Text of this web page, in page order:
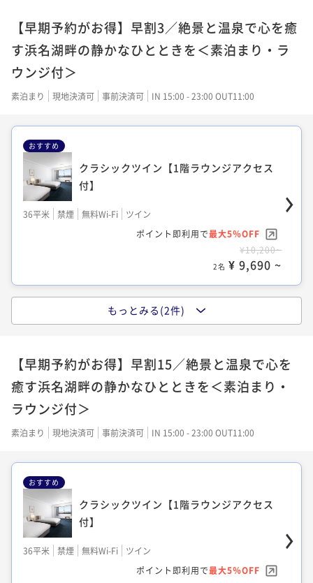
ポイント即利用で 最大5％OFF
2名 ¥ 27,740 ~
付】
36平米
ポイント即利用で
¥29,800~
¥ 28,310 ~
和モダンファミリールーム【1階ラウンジ
アクセス付】
ポイント即利用で 最大5％OFF
¥30,400~
スタンダードツイン（シャワーブース）
36平米 禁煙 無料Wi-Fi
ツイン
2名 ¥ 30,020 ~
36平米 禁煙 無料Wi-Fi
ツイン
ポイント即利用で 最大5％OFF
付】
36平米 禁煙 無料Wi-Fi
ポイント即利用で
¥10,206~
¥ 9,695 ~
クラシック和室【1階ラウンジアクセス
付】
ポイント即利用で最大5％OFF
¥10,692~
クラシックキング【1階ラウンジアクセス
36平米 禁煙 無料Wi-Fi
ダブル
【早期予約がお得】早割3／絶景と温泉で心を癒
す浜名湖畔の静かなひとときを＜素泊まり・ラ
ウンジ付＞
素泊まり 現地決済可 事前決済可 IN 15:00 - 23:00 OUT11:00
おすすめ
クラシックツイン【1階ラウンジアクセス
付】
36平米 禁煙 無料Wi-Fi
ツイン
ポイント即利用で最大5％OFF
¥10,200~
2名 ¥ 9,690 ~
クラシック和洋室【1階ラウンジアクセス
36平米 禁煙 無料Wi-Fi
和洋室（ツイン）
ポイント即利用で 最大5％OFF
ンジアクセス付】
36平米 禁煙 無料Wi-Fi
ポイント即利用で
¥15,300~
もっとみる(2件)
【早期予約がお得】早割15／絶景と温泉で心を
癒す浜名湖畔の静かなひとときを＜素泊まり・
ラウンジ付＞
素泊まり 現地決済可 事前決済可 IN 15:00 - 23:00 OUT11:00
おすすめ
クラシックツイン【1階ラウンジアクセス
付】
36平米 禁煙 無料Wi-Fi
ツイン
ポイント即利用で最大5％OFF